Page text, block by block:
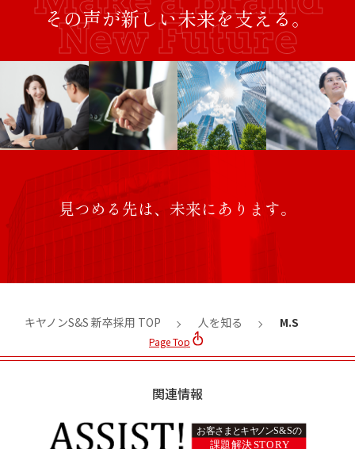
その声が新しい未来を支える。
見つめる先は、未来にあります。
キヤノンS&S 新卒採用 TOP 人を知る M.S
Page Top
関連情報